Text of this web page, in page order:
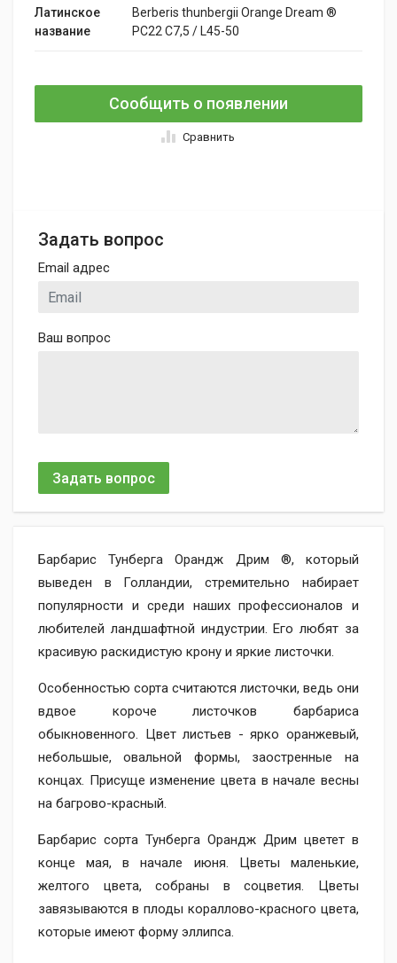
Латинское
название
Berberis thunbergii Orange Dream ®
PC22 C7,5 / L45-50
Сообщить о появлении
Сравнить
Задать вопрос
Email адрес
Ваш вопрос
Задать вопрос
Барбарис Тунберга Орандж Дрим ®, который
выведен в Голландии, стремительно набирает
популярности и среди наших профессионалов и
любителей ландшафтной индустрии. Его любят за
красивую раскидистую крону и яркие листочки.
Особенностью сорта считаются листочки, ведь они
вдвое короче листочков барбариса
обыкновенного. Цвет листьев - ярко оранжевый,
небольшые, овальной формы, заостренные на
концах. Присуще изменение цвета в начале весны
на багрово-красный.
Барбарис сорта Тунберга Орандж Дрим цветет в
конце мая, в начале июня. Цветы маленькие,
желтого цвета, собраны в соцветия. Цветы
завязываются в плоды кораллово-красного цвета,
которые имеют форму эллипса.